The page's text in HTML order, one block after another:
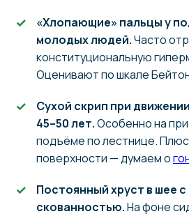
«Хлопающие» пальцы у
молодых людей.Часто
конституциональную
Оценивают по шкале
Сухой скрип при
45–50 лет.Особенно на
подъёме по лестнице.
поверхности — думаем о
Постоянный хруст в шее
скованностью.На фоне